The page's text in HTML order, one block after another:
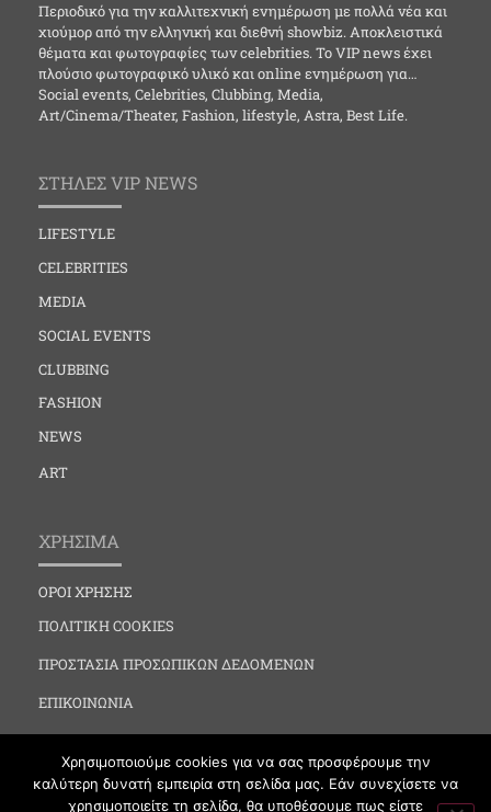
Περιοδικό για την καλλιτεχνική ενημέρωση με πολλά νέα και
χιούμορ από την ελληνική και διεθνή showbiz. Αποκλειστικά
θέματα και φωτογραφίες των celebrities. Το VIP news έχει
πλούσιο φωτογραφικό υλικό και online ενημέρωση για…
Social events, Celebrities, Clubbing, Media,
Art/Cinema/Theater, Fashion, lifestyle, Astra, Best Life.
ΣΤΗΛΕΣ VIP NEWS
LIFESTYLE
CELEBRITIES
MEDIA
SOCIAL EVENTS
CLUBBING
FASHION
NEWS
ART
ΧΡΗΣΙΜΑ
ΟΡΟΙ ΧΡΗΣΗΣ
ΠΟΛΙΤΙΚΗ COOKIES
ΠΡΟΣΤΑΣΙΑ ΠΡΟΣΩΠΙΚΩΝ ΔΕΔΟΜΕΝΩΝ
ΕΠΙΚΟΙΝΩΝΙΑ
Χρησιμοποιούμε cookies για να σας προσφέρουμε την
καλύτερη δυνατή εμπειρία στη σελίδα μας. Εάν συνεχίσετε να
χρησιμοποιείτε τη σελίδα, θα υποθέσουμε πως είστε